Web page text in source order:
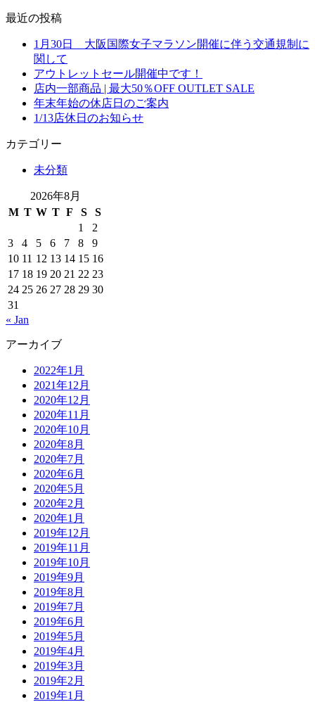
最近の投稿
1月30日 大阪国際女子マラソン開催に伴う交通規制に
関して
アウトレットセール開催中です！
店内一部商品 | 最大50％OFF OUTLET SALE
年末年始の休店日のご案内
1/13店休日のお知らせ
カテゴリー
未分類
2026年8月
M T W T F S
S
1
2
3
4 5 6 7 8
9
10 11 12 13 14 15 16
17 18 19 20 21 22 23
24 25 26 27 28 29 30
31
« Jan
アーカイブ
2022年1月
2021年12月
2020年12月
2020年11月
2020年10月
2020年8月
2020年7月
2020年6月
2020年5月
2020年2月
2020年1月
2019年12月
2019年11月
2019年10月
2019年9月
2019年8月
2019年7月
2019年6月
2019年5月
2019年4月
2019年3月
2019年2月
2019年1月